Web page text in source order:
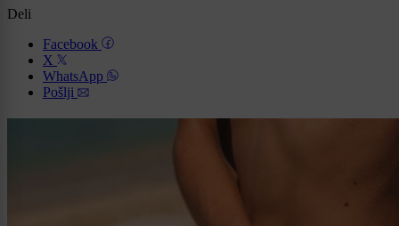
Deli
Facebook
X
WhatsApp
Pošlji